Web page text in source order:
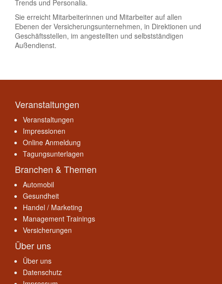
Trends und Personalia.
Sie erreicht Mitarbeiterinnen und Mitarbeiter auf allen
Ebenen der Versicherungsunternehmen, in Direktionen und
Geschäftsstellen, im angestellten und selbstständigen
Außendienst.
Veranstaltungen
Veranstaltungen
Impressionen
Online Anmeldung
Tagungsunterlagen
Branchen & Themen
Automobil
Gesundheit
Handel / Marketing
Management Trainings
Versicherungen
Über uns
Über uns
Datenschutz